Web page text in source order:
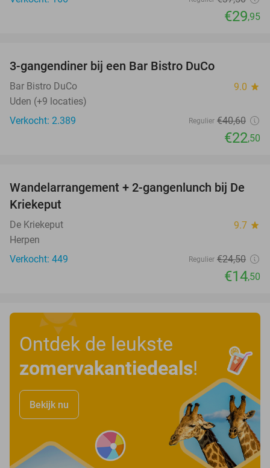
€29,95
3-gangendiner bij een Bar Bistro DuCo
Bar Bistro DuCo 9.0 star
Uden (+9 locaties)
Verkocht: 2.389
Regulier €40,60
€22,50
41%
Wandelarrangement + 2-gangenlunch bij De
Kriekeput
De Kriekeput 9.7 star
Herpen
Verkocht: 449
Regulier €24,50
€14,50
Ontdek de leukste
zomervakantiedeals!
Bekijk nu